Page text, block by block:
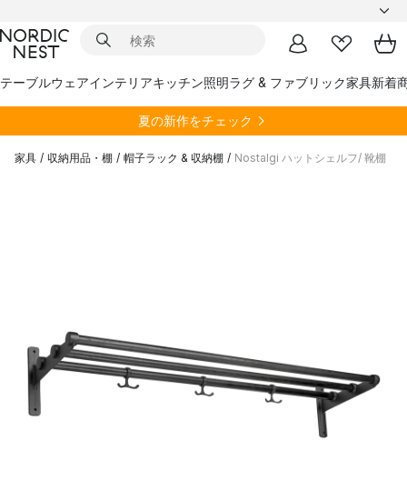
テーブルウェアインテリアキッチン照明ラグ & ファブリック家具新着
夏の新作をチェック
家具 / 収納用品・棚 / 帽子ラック & 収納棚 / Nostalgi ハットシェルフ/ 靴棚